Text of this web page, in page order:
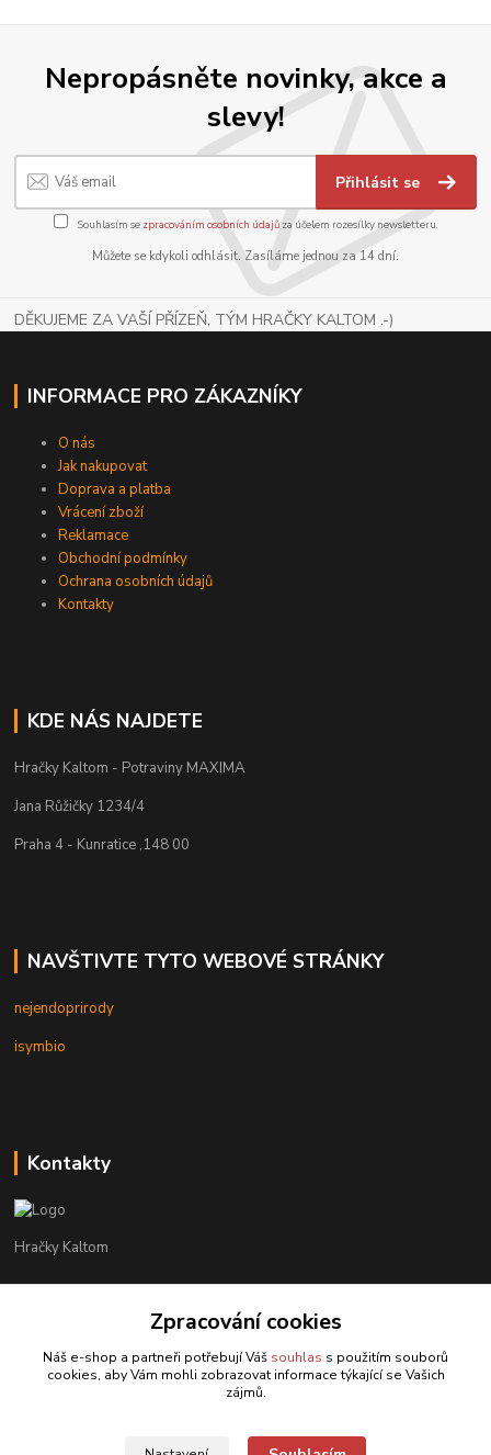
Nepropásněte novinky, akce a
slevy!
Přihlásit se
Souhlasím se zpracováním osobních údajůza účelem rozesílky newsletteru.
Můžete se kdykoli odhlásit. Zasíláme jednou za 14 dní.
DĚKUJEME ZA VAŠÍ PŘÍZEŇ, TÝM HRAČKY KALTOM .-)
INFORMACE PRO ZÁKAZNÍKY
O nás
Jak nakupovat
Doprava a platba
Vrácení zboží
Reklamace
Obchodní podmínky
Ochrana osobních údajů
Kontakty
KDE NÁS NAJDETE
Hračky Kaltom - Potraviny MAXIMA
Jana Růžičky 1234/4
Praha 4 - Kunratice ,148 00
NAVŠTIVTE TYTO WEBOVÉ STRÁNKY
nejendoprirody
isymbio
Kontakty
Hračky Kaltom
+420 777 538 008
hrackykaltom@gmail.com
Zpracování cookies
Náš e-shop a partneři potřebují Váš souhlas s použitím souborů
cookies, aby Vám mohli zobrazovat informace týkající se Vašich
zájmů.